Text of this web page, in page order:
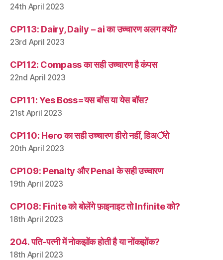
24th April 2023
CP113: Dairy, Daily – ai का उच्चारण अलग क्यों?
23rd April 2023
CP112: Compass का सही उच्चारण है कंपस
22nd April 2023
CP111: Yes Boss=यस बॉस या येस बॉस?
21st April 2023
CP110: Hero का सही उच्चारण हीरो नहीं, हिअॅरो
20th April 2023
CP109: Penalty और Penal के सही उच्चारण
19th April 2023
CP108: Finite को बोलेंगे फ़ाइनाइट तो Infinite को?
18th April 2023
204. पति-पत्नी में नोकझोंक होती है या नोंकझोंक?
18th April 2023